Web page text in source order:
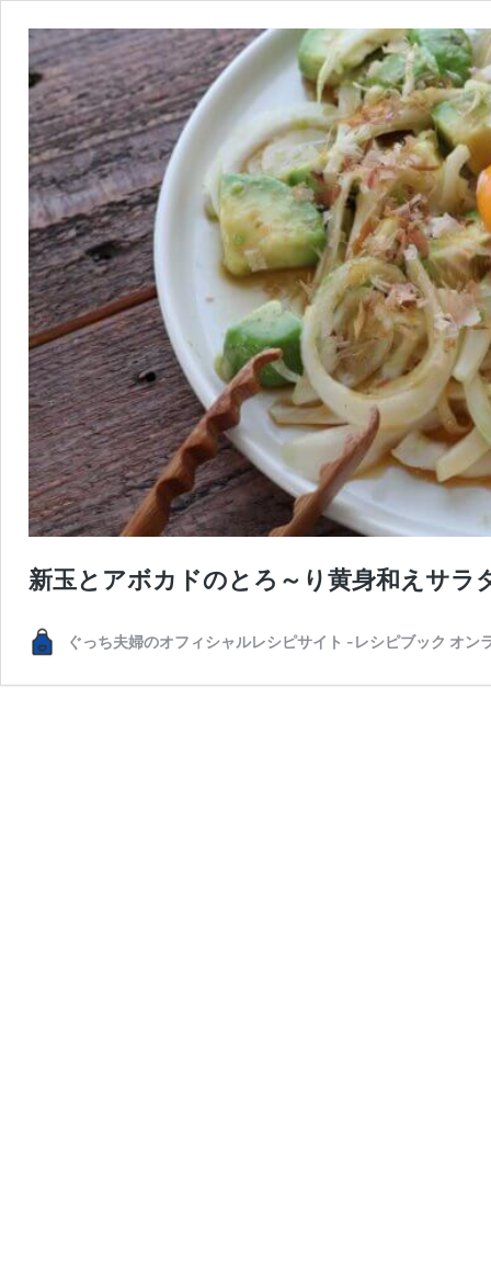
新玉とアボカドのとろ～り黄身和えサラ
ぐっち夫婦のオフィシャルレシピサイト -レシピブック オン